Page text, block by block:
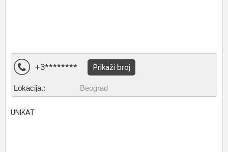
+3******** Prikaži broj
Lokacija.: Beograd
UNIKAT